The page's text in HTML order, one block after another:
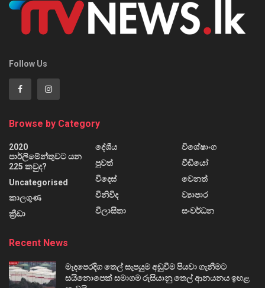
Follow Us
Browse by Category
2020
පාර්ලිමේන්තුවට යන
225 කවුද?
Uncategorised
කාලගුණ
ක්‍රීඩා
දේශීය
පුවත්
විදෙස්
විනිවිද
විලාසිතා
විශේෂාංග
වීඩියෝ
වෙනත්
ව්‍යාපාර
සංවර්ධන
Recent News
මැදපෙරදිග තෙල් සැපයුම අඩුවීම පියවා ගැනීමට
සයිනොපෙක් සමාගම රුසියානු තෙල් ආනයනය ඉහළ